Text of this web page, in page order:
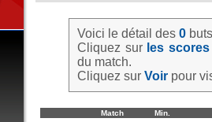
Voici le détail des 0
Cliquez sur les scores
du match.
Cliquez sur Voirpour
Match Min.